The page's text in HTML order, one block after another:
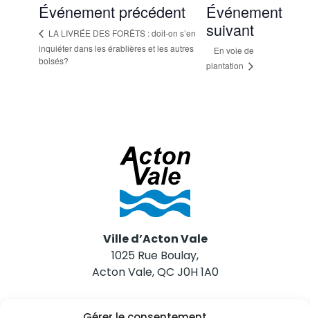
Événement précédent
LA LIVRÉE DES FORÊTS : doit-on s’en
inquiéter dans les érablières et les autres
boisés?
Événement
suivant
En voie de
plantation
Ville d’Acton Vale
1025 Rue Boulay,
Acton Vale, QC J0H 1A0
Nous joindre